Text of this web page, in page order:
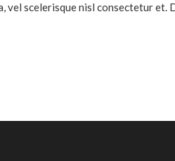
vel scelerisque nisl consectetur